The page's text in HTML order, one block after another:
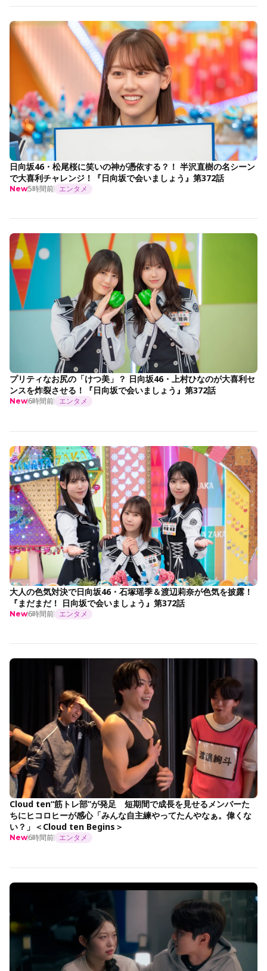
日向坂46・松尾桜に笑いの神が憑依する？！ 半沢直樹の名シーン
で大喜利チャレンジ！『日向坂で会いましょう』第372話
New5時間前 エンタメ
プリティなお尻の「けつ美」？ 日向坂46・上村ひなのが大喜利セ
ンスを炸裂させる！『日向坂で会いましょう』第372話
New6時間前 エンタメ
大人の色気対決で日向坂46・石塚瑶季＆渡辺莉奈が色気を披露！
『まだまだ！ 日向坂で会いましょう』第372話
New6時間前 エンタメ
Cloud ten“筋トレ部”が発足 短期間で成長を見せるメンバーた
ちにヒコロヒーが感心「みんな自主練やってたんやなぁ。偉くな
い？」＜Cloud ten Begins＞
New6時間前 エンタメ